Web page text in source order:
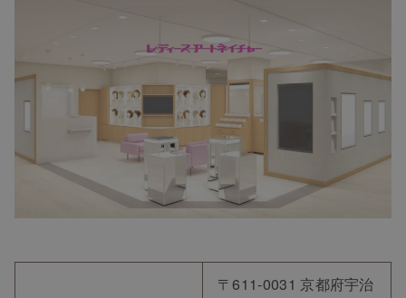
〒611-0031 京都府宇治